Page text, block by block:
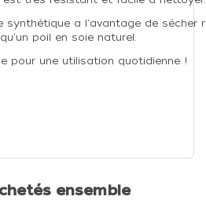
synthétique a l'avantage de sécher
poil en soie naturel.
pour une utilisation quotidienne !
ensemble